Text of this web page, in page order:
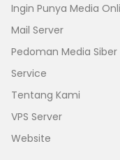
Ingin Punya Media
Mail Server
Pedoman Media Siber
Service
Tentang Kami
VPS Server
Website